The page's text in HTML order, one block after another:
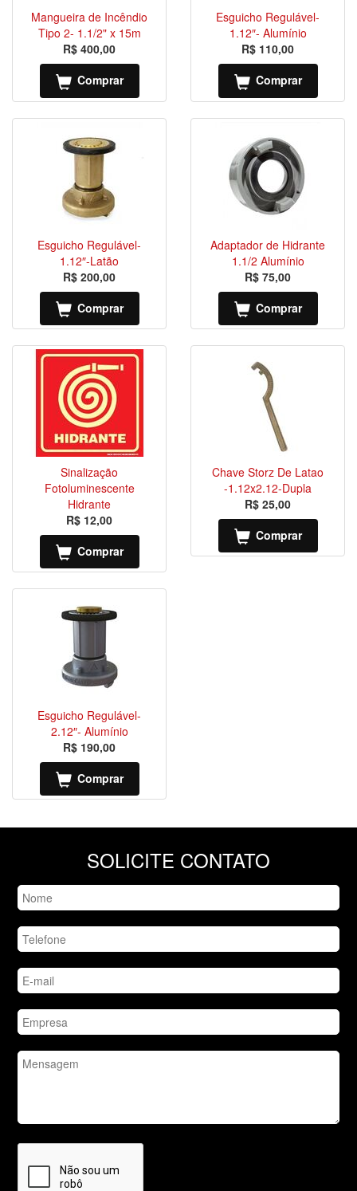
Mangueira de Incêndio
Tipo 2- 1.1/2" x 15m
R$ 400,00
Comprar
Esguicho Regulável-
1.12″- Alumínio
R$ 110,00
Comprar
Esguicho Regulável-
1.12″-Latão
R$ 200,00
Comprar
Adaptador de Hidrante
1.1/2 Alumínio
R$ 75,00
Comprar
Sinalização
Fotoluminescente
Hidrante
R$ 12,00
Comprar
Chave Storz De Latao
-1.12x2.12-Dupla
R$ 25,00
Comprar
Esguicho Regulável-
2.12″- Alumínio
R$ 190,00
Comprar
SOLICITE CONTATO